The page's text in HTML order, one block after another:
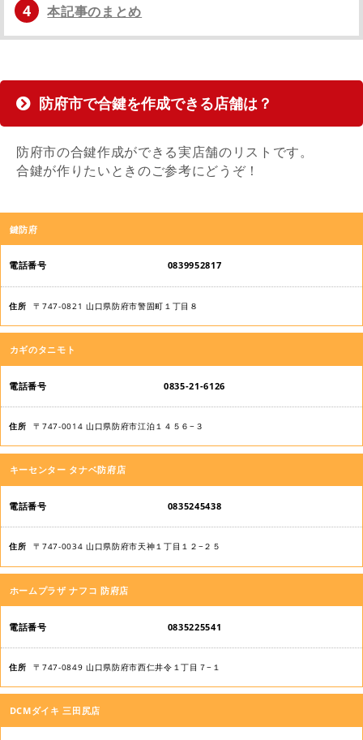
4 本記事のまとめ
防府市で合鍵を作成できる店舗は？
防府市の合鍵作成ができる実店舗のリストです。
合鍵が作りたいときのご参考にどうぞ！
店
舗
名
電
番
号
住
所
鍵防府
0839952817
〒747-0821 山口県防府市警固町１丁目８
カギのタニモト
0835-21-6126
〒747-0014 山口県防府市江泊１４５６−３
キーセンター タナベ防府店
0835245438
〒747-0034 山口県防府市天神１丁目１２−２５
ホームプラザ ナフコ 防府店
0835225541
〒747-0849 山口県防府市西仁井令１丁目７−１
DCMダイキ 三田尻店